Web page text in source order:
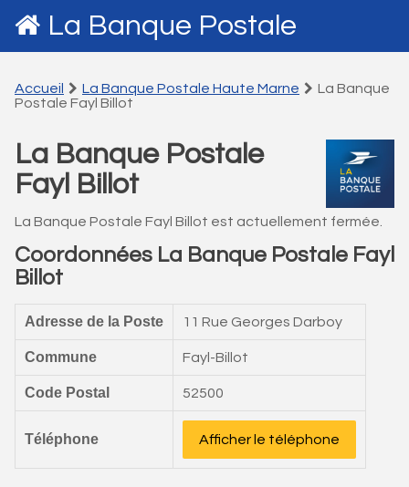
La Banque Postale
Accueil La Banque Postale Haute Marne
La Banque
Postale Fayl Billot
La Banque Postale
Fayl Billot
La Banque Postale Fayl Billot est actuellement fermée.
Coordonnées La Banque Postale Fayl
Billot
Adresse de la Poste 11 Rue Georges Darboy
Commune Fayl-Billot
Code Postal 52500
Téléphone Afficher le téléphone